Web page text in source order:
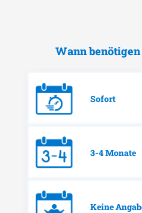
Wann
Sofort
3-4 Monate
Keine